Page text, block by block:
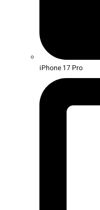
iPhone 17 Pro